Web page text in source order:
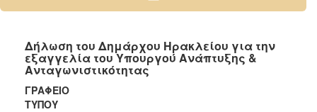
2024
2022
2021
2020
Δήλωση του Δημάρχου Ηρακλείου για την
εξαγγελία του Υπουργού Ανάπτυξης &
Ανταγωνιστικότητας
ΓΡΑΦΕΙΟ
ΤΥΠΟΥ